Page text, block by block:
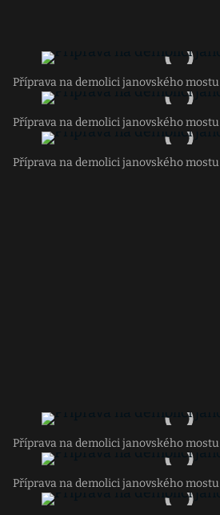
Příprava na demolici janovského mostu
Příprava na demolici janovského mostu
Příprava na demolici janovského mostu
Příprava na demolici janovského mostu
Příprava na demolici janovského mostu